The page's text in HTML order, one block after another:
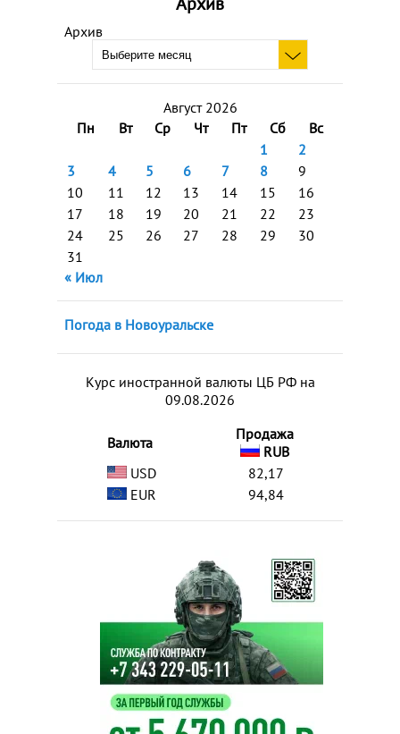
Архив
Август 2026
Пн
Вт Ср Чт Пт Сб
Вс
1
2
3
4 5 6 7 8
9
10
11 12 13 14 15
16
17
18 19 20 21 22
23
24
25 26 27 28 29
30
31
« Июл
Погода в Новоуральске
Курс иностранной валюты ЦБ РФ на
09.08.2026
Валюта
Продажа
RUB
USD
82,17
EUR
94,84